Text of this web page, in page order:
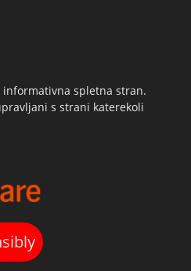
informativna spletna stran.
s strani katerekoli